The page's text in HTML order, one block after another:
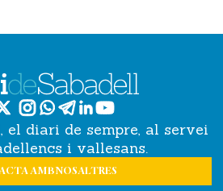
el diari de sempre, al servei
i vallesans.
AMB NOSALTRES